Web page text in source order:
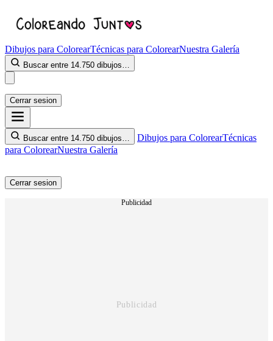
Dibujos para ColorearTécnicas para ColorearNuestra Galería
Buscar entre 14.750 dibujos…
Cerrar sesion
Buscar entre 14.750 dibujos… Dibujos para ColorearTécnicas
para ColorearNuestra Galería
Cerrar sesion
Publicidad